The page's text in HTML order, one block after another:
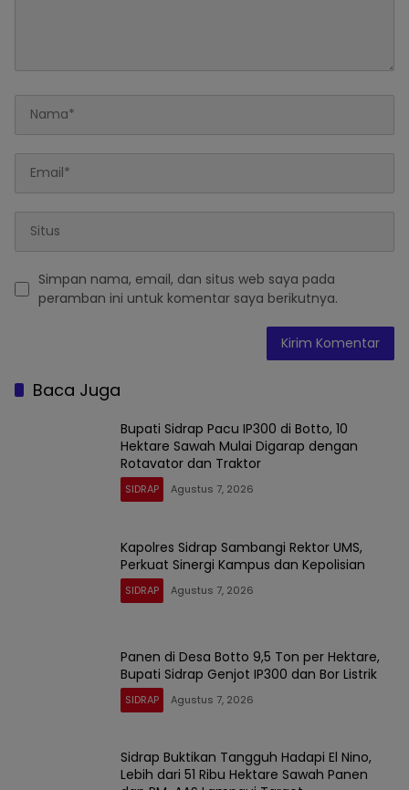
Simpan nama, email, dan situs web saya pada
peramban ini untuk komentar saya berikutnya.
Baca Juga
Bupati Sidrap Pacu IP300 di Botto, 10
Hektare Sawah Mulai Digarap dengan
Rotavator dan Traktor
SIDRAP Agustus 7, 2026
Kapolres Sidrap Sambangi Rektor UMS,
Perkuat Sinergi Kampus dan Kepolisian
SIDRAP Agustus 7, 2026
Panen di Desa Botto 9,5 Ton per Hektare,
Bupati Sidrap Genjot IP300 dan Bor Listrik
SIDRAP Agustus 7, 2026
Sidrap Buktikan Tangguh Hadapi El Nino,
Lebih dari 51 Ribu Hektare Sawah Panen